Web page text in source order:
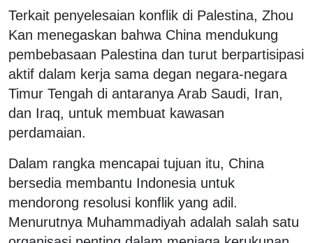
Terkait penyelesaian konflik di Palestina, Zhou
Kan menegaskan bahwa China mendukung
pembebasaan Palestina dan turut berpartisipasi
aktif dalam kerja sama degan negara-negara
Timur Tengah di antaranya Arab Saudi, Iran,
dan Iraq, untuk membuat kawasan
perdamaian.
Dalam rangka mencapai tujuan itu, China
bersedia membantu Indonesia untuk
mendorong resolusi konflik yang adil.
Menurutnya Muhammadiyah adalah salah satu